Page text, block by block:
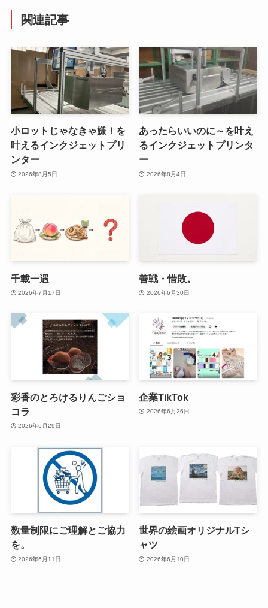
関連記事
小ロットじゃなきゃ嫌！を
叶えるインクジェットプリ
ンター
2026年8月5日
あったらいいのに～を叶え
るインクジェットプリンタ
ー
2026年8月4日
千載一遇
2026年7月17日
善戦・惜敗。
2026年6月30日
彩香のとろけるりんごショ
コラ
2026年6月29日
企業TikTok
2026年6月26日
数量制限にご理解とご協力
を。
2026年6月11日
世界の絵画オリジナルTシ
ャツ
2026年6月10日